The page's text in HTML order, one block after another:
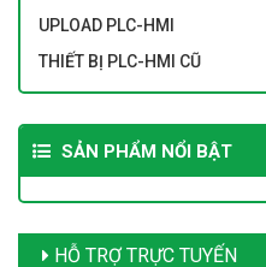
UPLOAD PLC-HMI
THIẾT BỊ PLC-HMI CŨ
SẢN PHẨM NỔI BẬT
HỖ TRỢ TRỰC TUYẾN